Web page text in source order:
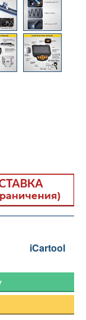
iCartool